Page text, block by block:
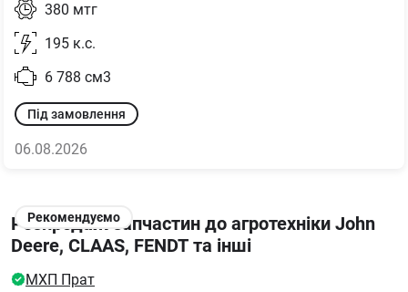
380 мтг
195 к.с.
6 788 см3
Під замовлення
06.08.2026
Рекомендуємо
Розпродаж запчастин до агротехніки John
Deere, CLAAS, FENDT та інші
МХП Прат